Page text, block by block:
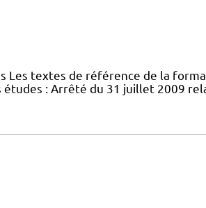
Les textes de référence de la
: Arrêté du 31 juillet 2009